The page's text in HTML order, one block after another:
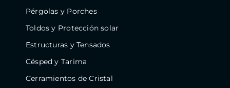
Pérgolas y Porches
Toldos y Protección solar
Estructuras y Tensados
Césped y Tarima
Cerramientos de Cristal